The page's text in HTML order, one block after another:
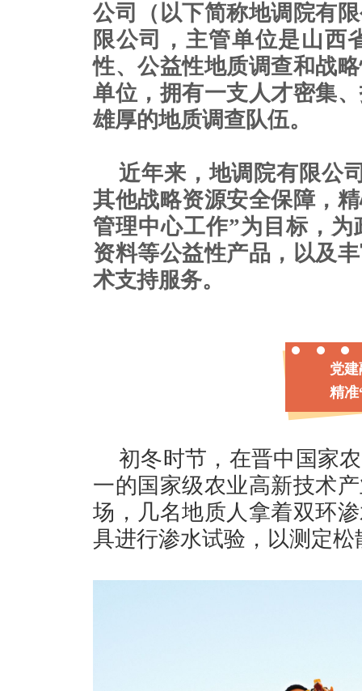
公司（以下简称地调院有
限公司，主管单位是山西
性、公益性地质调查和战
单位，拥有一支人才密集
雄厚的地质调查队伍。
近年来，地调院有限公
其他战略资源安全保障，
管理中心工作”为目标，
资料等公益性产品，以及
术支持服务。
党
精准
初冬时节，在晋中国家
一的国家级农业高新技术
场，几名地质人拿着双环
具进行渗水试验，以测定